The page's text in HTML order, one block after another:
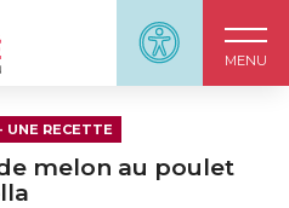
Panneau
MENU
by HôpitauxRobert
UNE RECETTE
melon au poulet